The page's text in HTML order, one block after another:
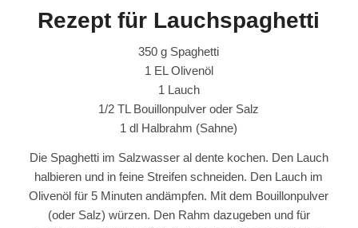
Rezept für Lauchspaghetti
350 g Spaghetti
1 EL Olivenöl
1 Lauch
1/2 TL Bouillonpulver oder Salz
1 dl Halbrahm (Sahne)
Die Spaghetti im Salzwasser al dente kochen. Den Lauch
halbieren und in feine Streifen schneiden. Den Lauch im
Olivenöl für 5 Minuten andämpfen. Mit dem Bouillonpulver
(oder Salz) würzen. Den Rahm dazugeben und für